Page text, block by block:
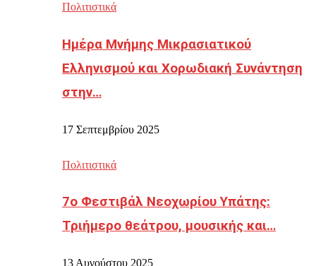
Πολιτιστικά
Ημέρα Μνήμης Μικρασιατικού
Ελληνισμού και Χορωδιακή Συνάντηση
στην…
17 Σεπτεμβρίου 2025
Πολιτιστικά
7ο Φεστιβάλ Νεοχωρίου Υπάτης:
Τριήμερο θεάτρου, μουσικής και…
13 Αυγούστου 2025